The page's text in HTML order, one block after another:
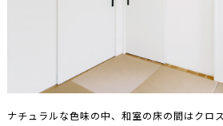
ナチュラルな色味の中、和室の床の間はクロ